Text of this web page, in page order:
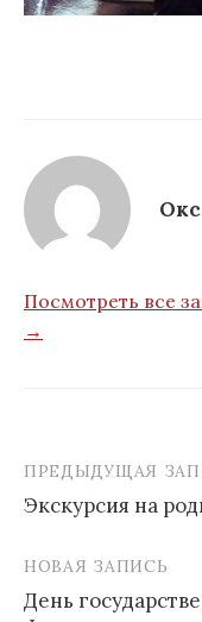
Посмотреть все
→
Навигация
по
записям
ПРЕДЫДУЩАЯ
Экскурсия на
НОВАЯ ЗАПИСЬ
День